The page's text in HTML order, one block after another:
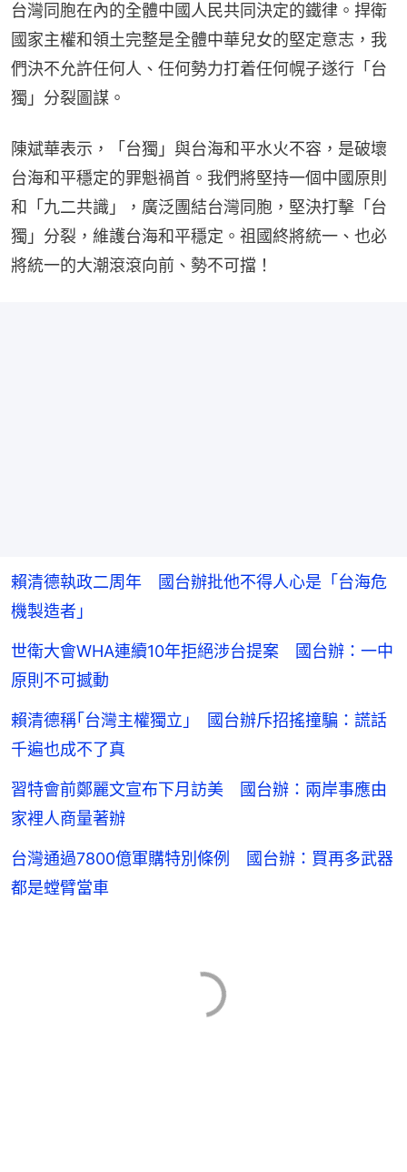
台灣同胞在內的全體中國人民共同決定的鐵律。捍衛
國家主權和領土完整是全體中華兒女的堅定意志，我
們決不允許任何人、任何勢力打着任何幌子遂行「台
獨」分裂圖謀。
陳斌華表示，「台獨」與台海和平水火不容，是破壞
台海和平穩定的罪魁禍首。我們將堅持一個中國原則
和「九二共識」，廣泛團結台灣同胞，堅決打擊「台
獨」分裂，維護台海和平穩定。祖國終將統一、也必
將統一的大潮滾滾向前、勢不可擋！
賴清德執政二周年 國台辦批他不得人心是「台海危
機製造者」
世衛大會WHA連續10年拒絕涉台提案 國台辦：一中
原則不可撼動
賴清德稱｢台灣主權獨立｣ 國台辦斥招搖撞騙：謊話
千遍也成不了真
習特會前鄭麗文宣布下月訪美 國台辦：兩岸事應由
家裡人商量著辦
台灣通過7800億軍購特別條例 國台辦：買再多武器
都是螳臂當車